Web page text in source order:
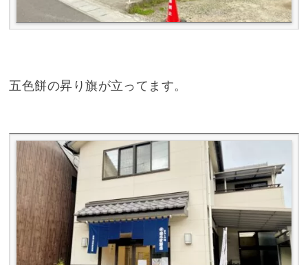
五色餅の昇り旗が立ってます。